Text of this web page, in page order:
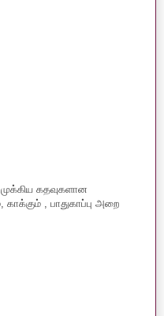
கதவுகளான
, பாதுகாப்பு அறை